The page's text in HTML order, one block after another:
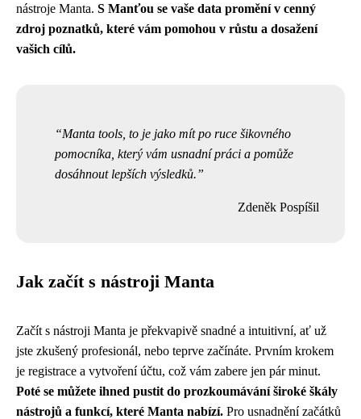
nástroje Manta. S Manťou se vaše data promění v cenný
zdroj poznatků, které vám pomohou v růstu a dosažení
vašich cílů.
Manta tools, to je jako mít po ruce šikovného
pomocníka, který vám usnadní práci a pomůže
dosáhnout lepších výsledků.
Zdeněk Pospíšil
Jak začít s nástroji Manta
Začít s nástroji Manta je překvapivě snadné a intuitivní, ať už
jste zkušený profesionál, nebo teprve začínáte. Prvním krokem
je registrace a vytvoření účtu, což vám zabere jen pár minut.
Poté se můžete ihned pustit do prozkoumávání široké škály
nástrojů a funkcí, které Manta nabízí. Pro usnadnění začátků